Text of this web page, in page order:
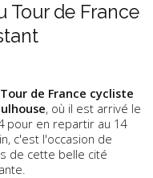
Tour de France
Tour de France cycliste
, où il est arrivé le
pour en repartir au 14
c'est l'occasion de
de cette belle cité